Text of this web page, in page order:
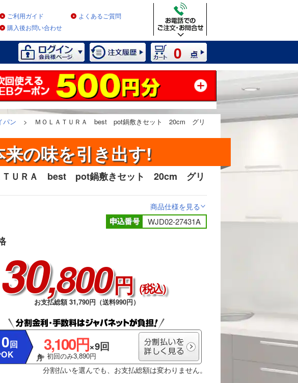
ご利用ガイド
よくあるご質問
購入後お問い合わせ
0
パン >
ＭＯＬＡＴＵＲＡ best pot鍋敷きセット 20cm グリ
の味を引き出す!
2 / 3
ＴＵＲＡ best pot鍋敷きセット 20cm グリ
商品仕様を見る>
WJD02-27431A
30,800円 （税込）
お支払総額 31,790円（送料990円）
回
3,100円×9回
※ 初回のみ3,890円
分割払いを選んでも、お支払総額は変わりません。